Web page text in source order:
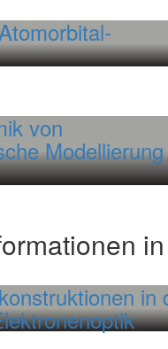
von
Modellierung
in